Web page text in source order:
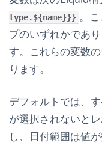
type.${name}}} 。こ
プのいずれかであり
す。これらの変数
ります。
デフォルトでは、
が選択されないと
し、日付範囲は値